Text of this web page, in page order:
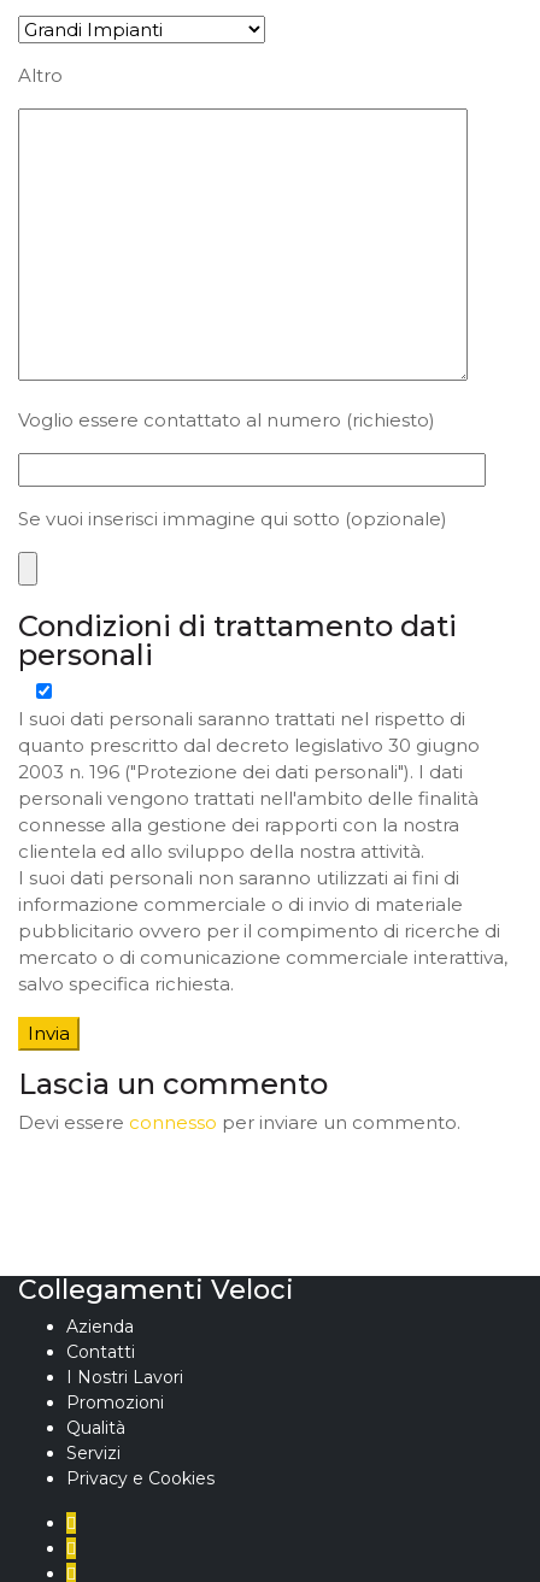
Altro
Voglio essere contattato al numero (richiesto)
Se vuoi inserisci immagine qui sotto (opzionale)
Condizioni di trattamento dati
personali
I suoi dati personali saranno trattati nel rispetto di
quanto prescritto dal decreto legislativo 30 giugno
2003 n. 196 ("Protezione dei dati personali"). I dati
personali vengono trattati nell'ambito delle finalità
connesse alla gestione dei rapporti con la nostra
clientela ed allo sviluppo della nostra attività.
I suoi dati personali non saranno utilizzati ai fini di
informazione commerciale o di invio di materiale
pubblicitario ovvero per il compimento di ricerche di
mercato o di comunicazione commerciale interattiva,
salvo specifica richiesta.
Lascia un commento
Devi essere connesso per inviare un commento.
Collegamenti Veloci
Azienda
Contatti
I Nostri Lavori
Promozioni
Qualità
Servizi
Privacy e Cookies